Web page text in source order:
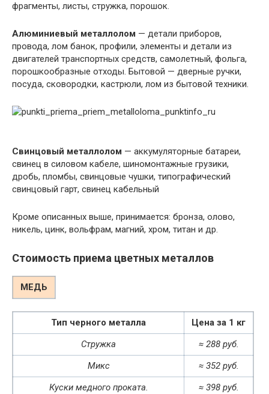
фрагменты, листы, стружка, порошок.
Алюминиевый металлолом — детали приборов,
провода, лом банок, профили, элементы и детали из
двигателей транспортных средств, самолетный, фольга,
порошкообразные отходы. Бытовой — дверные ручки,
посуда, сковородки, кастрюли, лом из бытовой техники.
Свинцовый металлолом — аккумуляторные батареи,
свинец в силовом кабеле, шиномонтажные грузики,
дробь, пломбы, свинцовые чушки, типографический
свинцовый гарт, свинец кабельный
Кроме описанных выше, принимается: бронза, олово,
никель, цинк, вольфрам, магний, хром, титан и др.
Стоимость приема цветных металлов
МЕДЬ
Тип черного металла
Цена за 1 кг
Стружка
≈ 288 руб.
Микс
≈ 352 руб.
Куски медного проката.
≈ 398 руб.